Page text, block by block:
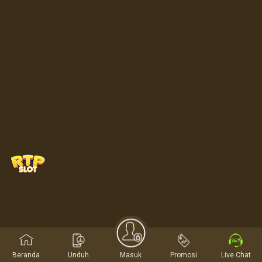
Beranda Unduh Masuk Promosi Live Chat